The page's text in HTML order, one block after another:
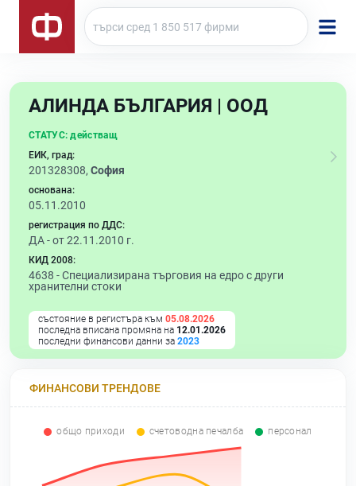
АЛИНДА БЪЛГАРИЯ | ООД
СТАТУС: действащ
ЕИК, град:
201328308, София
основана:
05.11.2010
регистрация по ДДС:
ДА - от 22.11.2010 г.
КИД 2008:
4638 -Специализирана търговия на едро с други
хранителни стоки
състояние в регистъра към 05.08.2026
последна вписана промяна на 12.01.2026
последни финансови данни за 2023
ФИНАНСОВИ ТРЕНДОВЕ
общо приходи счетоводна печалба персонал